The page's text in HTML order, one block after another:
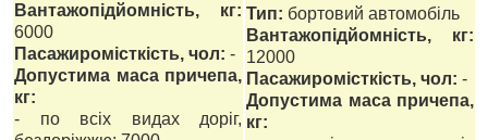
Вантажопідйомність, кг:
6000
Пасажиромісткість, чол: -
Допустима маса причепа,
кг:
- по всіх видах доріг,
Тип: бортовий автомобіль
Вантажопідйомність, кг:
12000
Пасажиромісткість, чол: -
Допустима маса причепа,
кг: